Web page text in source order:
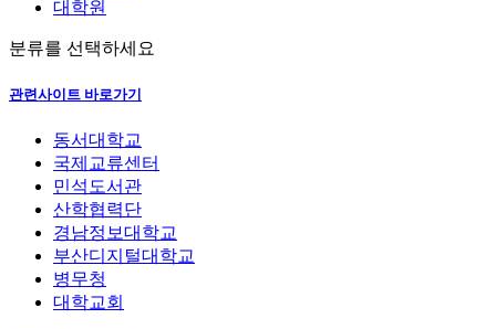
대학원
분류를 선택하세요
관련사이트 바로가기
동서대학교
국제교류센터
민석도서관
산학협력단
경남정보대학교
부산디지털대학교
병무청
대학교회